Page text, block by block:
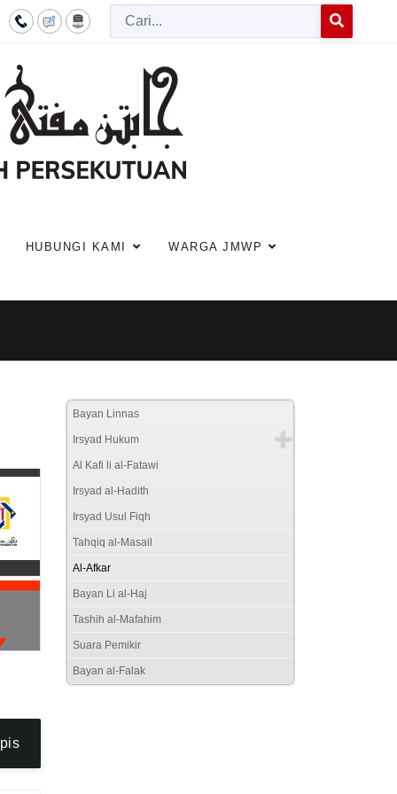
Cari
HUBUNGI KAMI WARGA JMWP
Bayan Linnas
Irsyad Hukum
Al Kafi li al-Fatawi
Irsyad al-Hadith
Irsyad Usul Fiqh
Tahqiq al-Masail
Al-Afkar
Bayan Li al-Haj
Tashih al-Mafahim
Suara Pemikir
Bayan al-Falak